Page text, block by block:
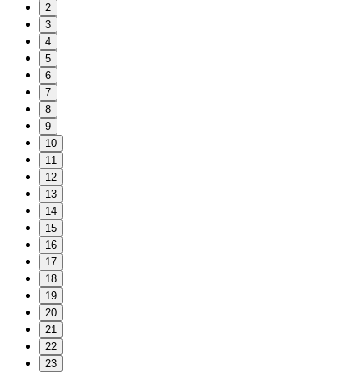
2
3
4
5
6
7
8
9
10
11
12
13
14
15
16
17
18
19
20
21
22
23